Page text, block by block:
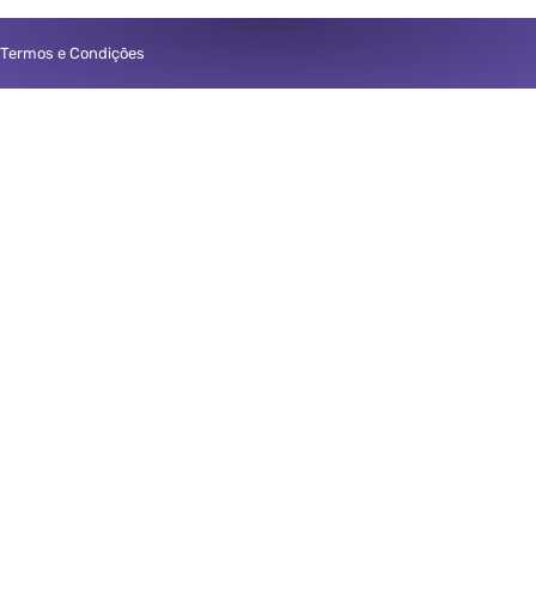
Termos e Condições